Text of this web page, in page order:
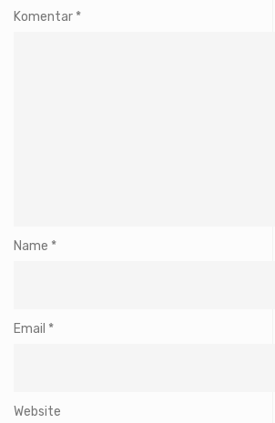
Komentar *
Name *
Email *
Website